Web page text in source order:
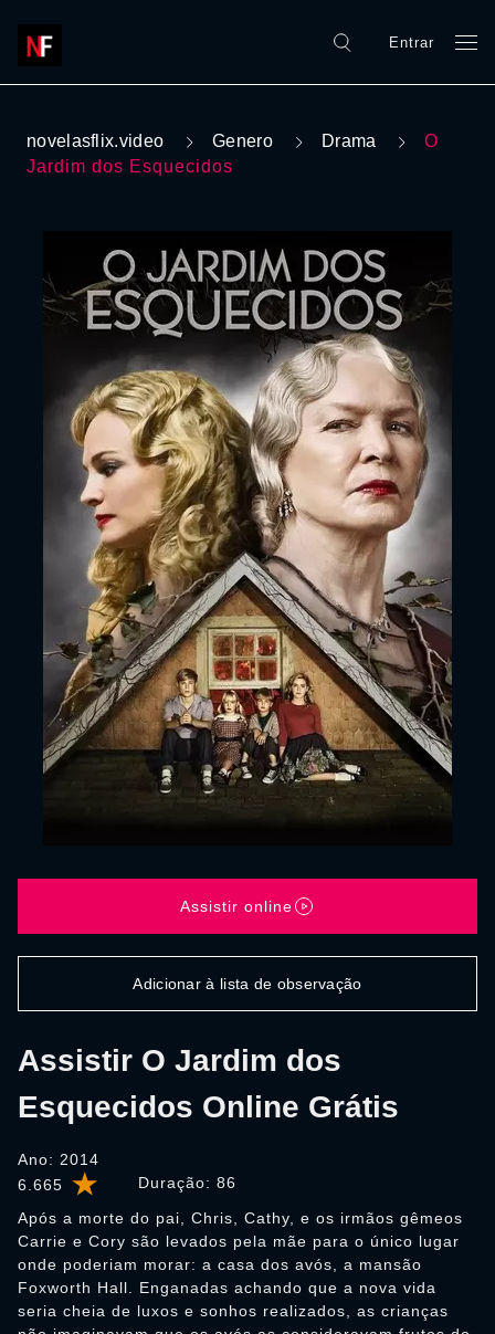
Entrar
novelasflix.video Genero Drama
O
Jardim dos Esquecidos
6.665 Duração: 86
Assistir O Jardim dos
Esquecidos Online Grátis
Ano: 2014
Após a morte do pai, Chris, Cathy, e os irmãos gêmeos
Carrie e Cory são levados pela mãe para o único lugar
onde poderiam morar: a casa dos avós, a mansão
Foxworth Hall. Enganadas achando que a nova vida
seria cheia de luxos e sonhos realizados, as crianças
Assistir online
Adicionar à lista de observação